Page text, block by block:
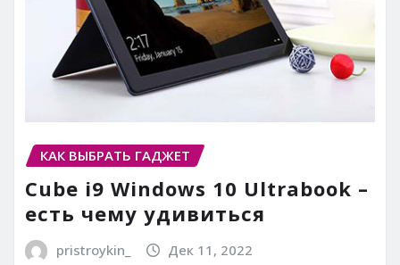
КАК ВЫБРАТЬ ГАДЖЕТ
Cube i9 Windows 10 Ultrabook –
есть чему удивиться
pristroykin_ Дек 11, 2022